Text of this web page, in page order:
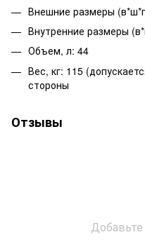
Внешние размеры
Внутренние размеры
Объем, л: 44
Вес, кг: 115
стороны
Отзывы